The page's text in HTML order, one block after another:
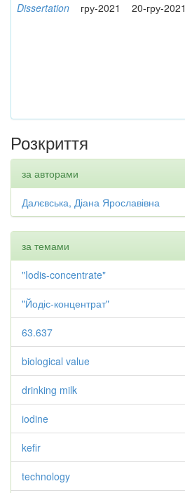
Dissertation гру-2021 20-гру-2021
Розкриття
за авторами
Далєвська, Діана Ярославівна
за темами
"Iodis-concentrate"
"Йодіс-концентрат"
63.637
biological value
drinking milk
iodine
kefir
technology